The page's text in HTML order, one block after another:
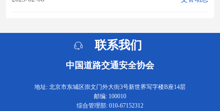
联系我们
中国道路交通安全协会
地址: 北京市东城区崇文门外大街3号新世界写字楼B座14层
邮编: 100010
综合管理部: 010-67152312